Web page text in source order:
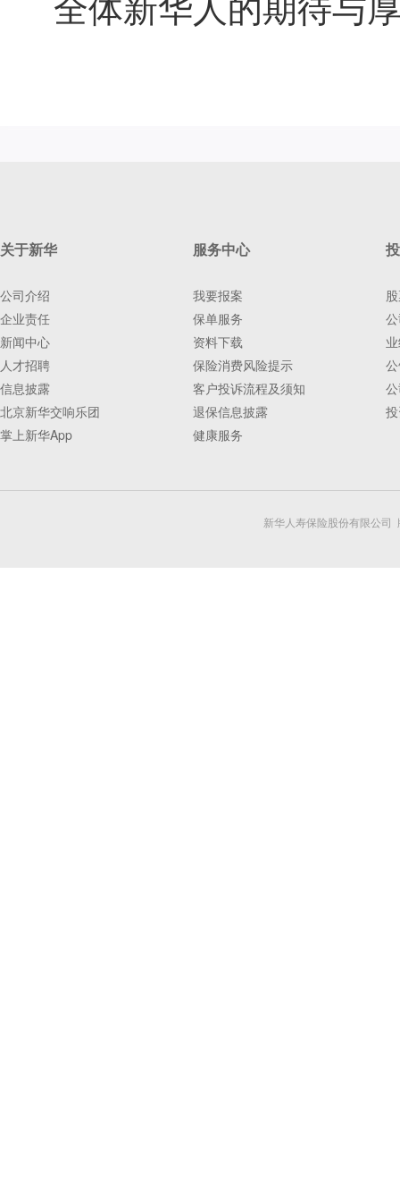
全体新华人的期待与
关于新华
公司介绍
企业责任
新闻中心
人才招聘
信息披露
北京新华交响乐团
掌上新华App
服务中心
我要报案
保单服务
资料下载
保险消费风险提示
客户投诉流程及须知
退保信息披露
健康服务
新华人寿保险股份有限公